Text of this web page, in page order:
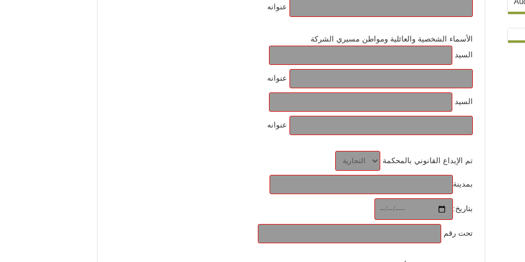
عنوانه
الأسماء الشخصية والعائلية ومواطن مسيري الشركة
السيد
عنوانه
السيد
عنوانه
تم الإيداع القانوني بالمحكمة
بمدينة
:بتاريخ
تحت رقم